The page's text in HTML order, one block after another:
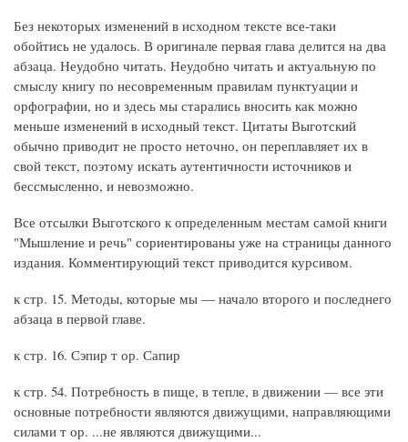
Без некоторых изменений в исходном тексте все-таки
обойтись не удалось. В оригинале первая глава делится на два
абзаца. Неудобно читать. Неудобно читать и актуальную по
смыслу книгу по несовременным правилам пунктуации и
орфографии, но и здесь мы старались вносить как можно
меньше изменений в исходный текст. Цитаты Выготский
обычно приводит не просто неточно, он переплавляет их в
свой текст, поэтому искать аутентичности источников и
бессмысленно, и невозможно.
Все отсылки Выготского к определенным местам самой книги
"Мышление и речь" сориентированы уже на страницы данного
издания. Комментирующий текст приводится курсивом.
к стр. 15. Методы, которые мы — начало второго и последнего
абзаца в первой главе.
к стр. 16. Сэпир т ор. Сапир
к стр. 54. Потребность в пище, в тепле, в движении — все эти
основные потребности являются движущими, направляющими
силами т ор. ...не являются движущими...